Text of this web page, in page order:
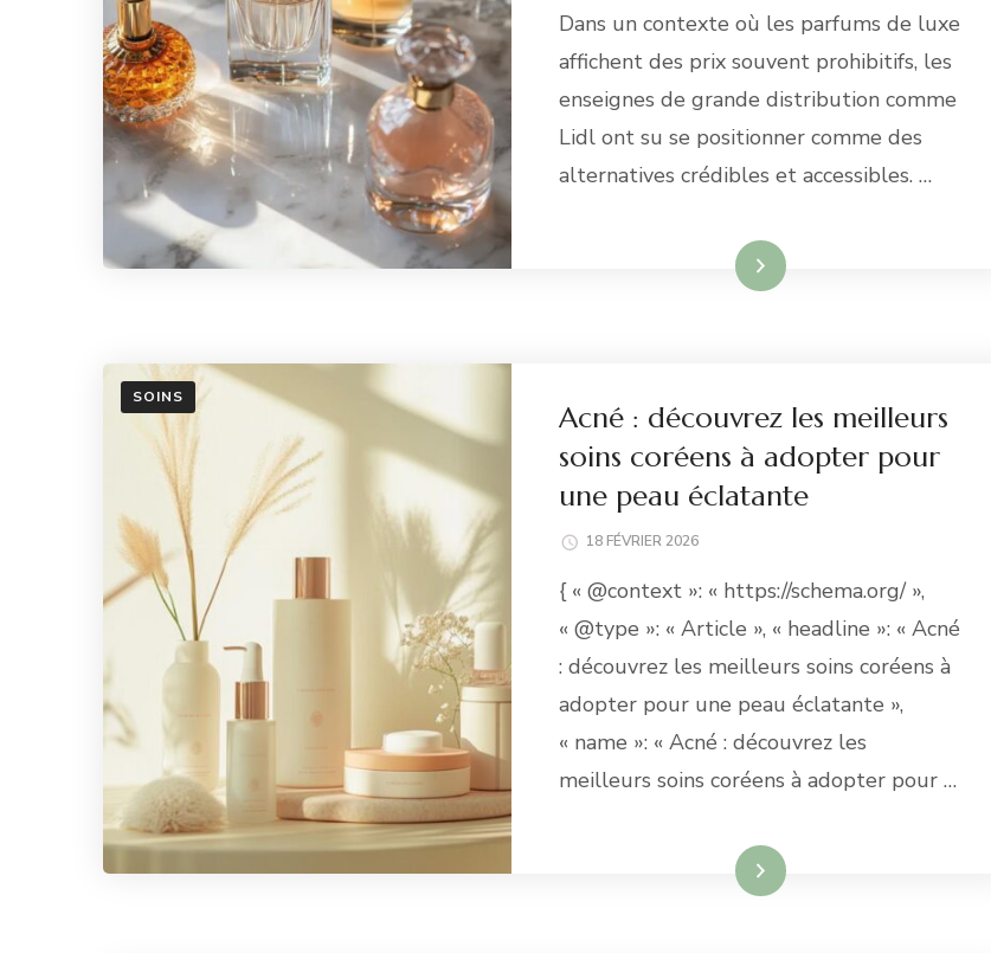
Dans un contexte où les parfums de luxe
affichent des prix souvent prohibitifs, les
enseignes de grande distribution comme
Lidl ont su se positionner comme des
alternatives crédibles et accessibles. …
Lire la suite
SOINS
Acné : découvrez les meilleurs
soins coréens à adopter pour
une peau éclatante
18 FÉVRIER 2026
{ « @context »: « https://schema.org/ »,
« @type »: « Article », « headline »: « Acné
: découvrez les meilleurs soins coréens à
adopter pour une peau éclatante »,
« name »: « Acné : découvrez les
meilleurs soins coréens à adopter pour …
Lire la suite